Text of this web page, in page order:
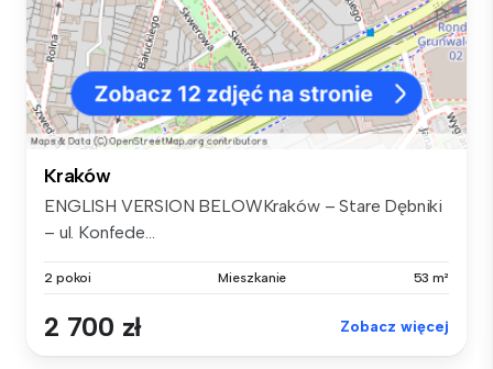
Kraków
ENGLISH VERSION BELOWKraków – Stare Dębniki
– ul. Konfede...
2 pokoi Mieszkanie 53 m²
2 700 zł Zobacz więcej